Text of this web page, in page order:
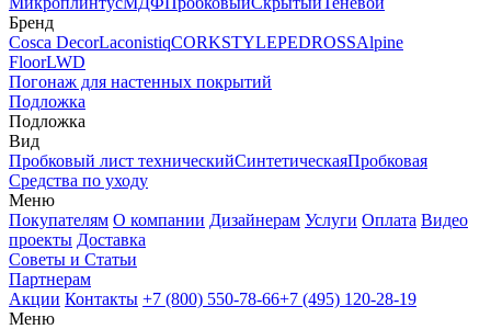
Бренд
Cosca DecorLaconistiqCORKSTYLEPEDROSSAlpine
FloorLWD
Погонаж для настенных покрытий
Подложка
Подложка
Вид
Пробковый лист техническийСинтетическаяПробковая
Средства по уходу
Меню
Покупателям О компании Дизайнерам Услуги Оплата Видео
проекты Доставка
Советы и Статьи
Партнерам
Акции Контакты +7 (800) 550-78-66+7 (495) 120-28-19
Меню